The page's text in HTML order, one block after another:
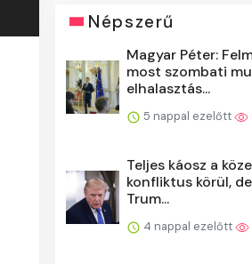
Népszerű
Magyar Péter:
most szombati
elhalasztás...
5 nappal ezelőtt
Teljes káosz a
konfliktus körül,
Trum...
4 nappal ezelőtt